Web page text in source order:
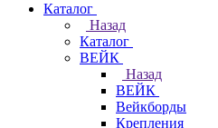
Каталог
Назад
Каталог
ВЕЙК
Назад
ВЕЙК
Вейкборды
Крепления